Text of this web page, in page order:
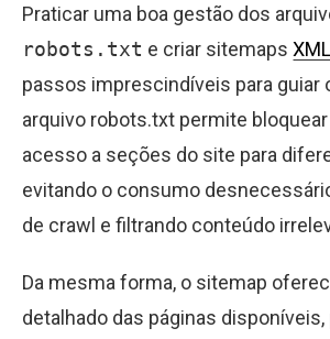
Praticar uma boa gestão dos
robots.txt e criar sitemaps XML
passos imprescindíveis para guiar
arquivo robots.txt permite
acesso a seções do site para
evitando o consumo
de crawl e filtrando conteúdo
Da mesma forma, o sitemap
detalhado das páginas